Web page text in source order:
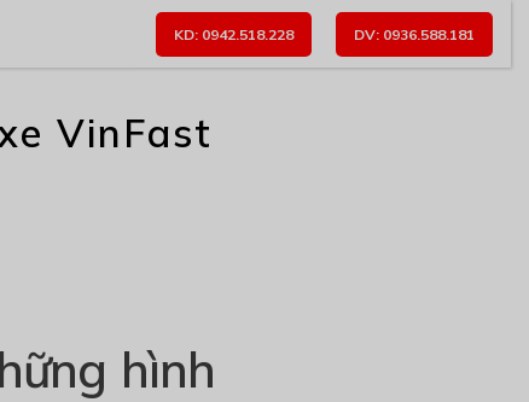
KD: 0942.518.228 DV: 0936.588.181
VinFast
hình